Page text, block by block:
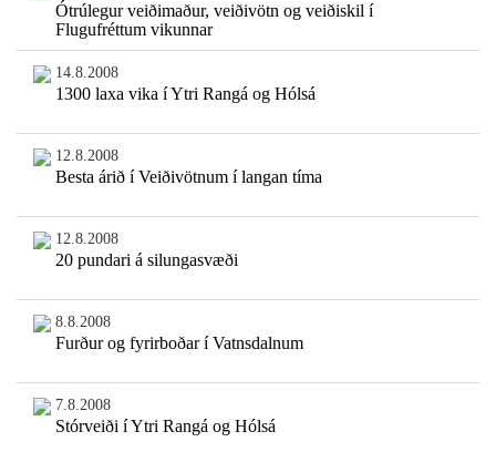
Ótrúlegur veiðimaður, veiðivötn og veiðiskil í
Flugufréttum vikunnar
14.8.2008
1300 laxa vika í Ytri Rangá og Hólsá
12.8.2008
Besta árið í Veiðivötnum í langan tíma
12.8.2008
20 pundari á silungasvæði
8.8.2008
Furður og fyrirboðar í Vatnsdalnum
7.8.2008
Stórveiði í Ytri Rangá og Hólsá